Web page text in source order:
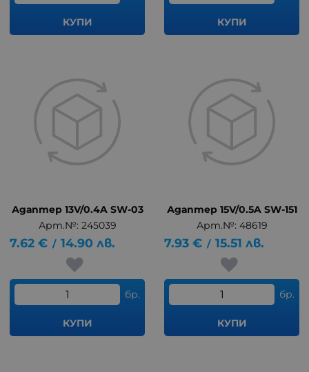
КУПИ КУПИ
Адаптер 13V/0.4A SW-03
Арт.№: 245039
7.62 € / 14.90 лв.
бр.
КУПИ
Адаптер 15V/0.5A SW-151
Арт.№: 48619
7.93 € / 15.51 лв.
бр.
КУПИ